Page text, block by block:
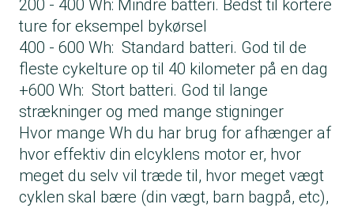
200 - 400 Wh: Mindre batteri. Bedst til kortere
ture for eksempel bykørsel
400 - 600 Wh: Standard batteri. God til de
fleste cykelture op til 40 kilometer på en dag
+600 Wh: Stort batteri. God til lange
strækninger og med mange stigninger
Hvor mange Wh du har brug for afhænger af
hvor effektiv din elcyklens motor er, hvor
meget du selv vil træde til, hvor meget vægt
cyklen skal bære (din vægt, barn bagpå, etc),